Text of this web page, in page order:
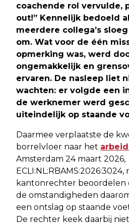
coachende rol vervulde,
out!” Kennelijk bedoeld
meerdere collega’s
om. Wat voor de één
opmerking was, werd
ongemakkelijk en
ervaren. De nasleep liet
wachten: er volgde een
de werknemer werd
uiteindelijk op staande
Daarmee verplaatste de
borrelvloer naar het
Amsterdam 24 maart 2026,
ECLI:NL:RBAMS:2026:3024,
kantonrechter beoordelen
de omstandigheden
een ontslag op staande
De rechter keek daarbij